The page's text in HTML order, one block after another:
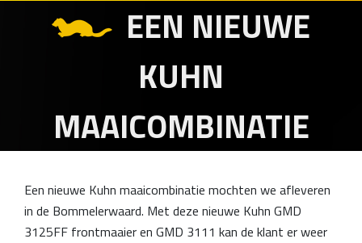
EEN NIEUWE
KUHN
MAAICOMBINATIE
Een nieuwe Kuhn maaicombinatie mochten we afleveren
in de Bommelerwaard. Met deze nieuwe Kuhn GMD
3125FF frontmaaier en GMD 3111 kan de klant er weer